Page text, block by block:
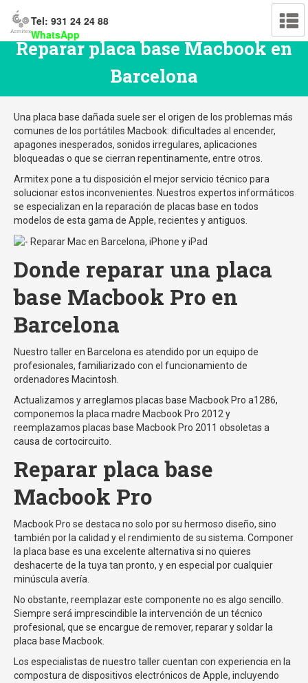
Tel: 931 24 24 88
WhatsApp
Reparar placa base Macbook en
Barcelona
Una placa base dañada suele ser el origen de los problemas más
comunes de los portátiles Macbook: dificultades al encender,
apagones inesperados, sonidos irregulares, aplicaciones
bloqueadas o que se cierran repentinamente, entre otros.
Armitex pone a tu disposición el mejor servicio técnico para
solucionar estos inconvenientes. Nuestros expertos informáticos
se especializan en la reparación de placas base en todos
modelos de esta gama de Apple, recientes y antiguos.
Donde reparar una placa
base Macbook Pro en
Barcelona
Nuestro taller en Barcelona es atendido por un equipo de
profesionales, familiarizado con el funcionamiento de
ordenadores Macintosh.
Actualizamos y arreglamos placas base Macbook Pro a1286,
componemos la placa madre Macbook Pro 2012 y
reemplazamos placas base Macbook Pro 2011 obsoletas a
causa de cortocircuito.
Reparar placa base
Macbook Pro
Macbook Pro se destaca no solo por su hermoso diseño, sino
también por la calidad y el rendimiento de su sistema. Componer
la placa base es una excelente alternativa si no quieres
deshacerte de la tuya tan pronto, y en especial por cualquier
minúscula avería.
No obstante, reemplazar este componente no es algo sencillo.
Siempre será imprescindible la intervención de un técnico
profesional, que se encargue de remover, reparar y soldar la
placa base Macbook.
Los especialistas de nuestro taller cuentan con experiencia en la
compostura de dispositivos electrónicos de Apple, incluyendo